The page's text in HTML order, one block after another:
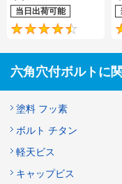
当日出荷可能
六角穴付ボルトに
塗料 フッ素
ボルト チタン
軽天ビス
キャップビス